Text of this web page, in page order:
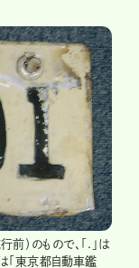
）のもので、「.」は
「東京都自動車鑑